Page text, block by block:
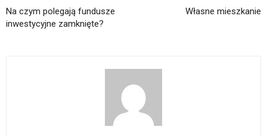
Na czym polegają fundusze
inwestycyjne zamknięte?
Własne mieszkanie